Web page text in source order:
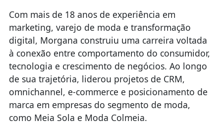
Com mais de 18 anos de experiência em
marketing, varejo de moda e transformação
digital, Morgana construiu uma carreira voltada
à conexão entre comportamento do consumidor,
tecnologia e crescimento de negócios. Ao longo
de sua trajetória, liderou projetos de CRM,
omnichannel, e-commerce e posicionamento de
marca em empresas do segmento de moda,
como Meia Sola e Moda Colmeia.